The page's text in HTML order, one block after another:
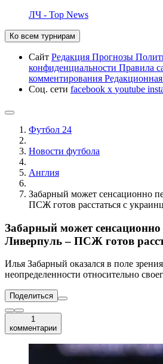
ЛЧ - Top News
Ко всем турнирам
Сайт Редакция Прогнозы
конфиденциальности Правила
комментирования
Соц. сети facebook x youtube
Футбол 24
Новости футбола
Англия
Забарный может сенсационно
ПСЖ готов расстаться с
Забарный может сенсационно
Ливерпуль – ПСЖ готов
Илья Забарный оказался в поле
неопределенности относительно
Поделиться
1
комментарии